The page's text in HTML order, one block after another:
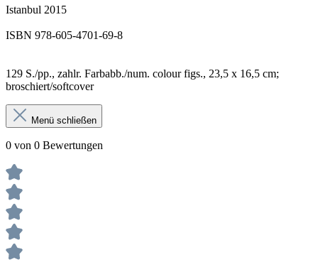
Istanbul 2015
ISBN 978-605-4701-69-8
129 S./pp., zahlr. Farbabb./num. colour figs., 23,5 x 16,5 cm;
broschiert/softcover
Menü schließen
0 von 0 Bewertungen